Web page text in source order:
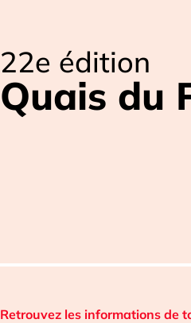
22e édition
Quais du
Retrouvez les informations de